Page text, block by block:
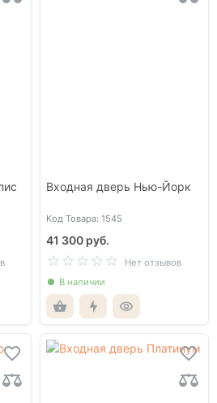
Входная дверь Нью-Йорк
Код Товара: 1545
41 300 руб.
Нет отзывов
В наличии